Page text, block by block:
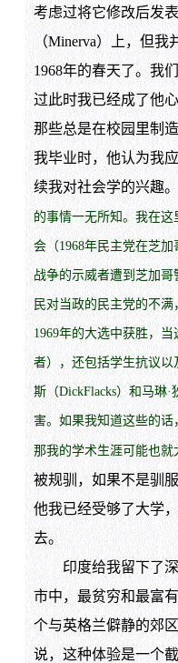
考虑过将它修改后发
（Minerva）上，但
1968年的春天了。我
过此时我已经成了他
那些总是在校园里制
我毕业时，他认为我
续我对社会学的兴趣。
的事情一无所知。我在
会（1968年民主党在芝
战争的示威者遭到芝加
民对当政的民主党的不
1969年的大选中获胜，
者），还包括学生抗议以
斯（DickFlacks）和马琳·
害。如果我知道这些的话
那我的学术生涯可能也就
被规驯，如果不是驯
他我已经受够了大学
去。
印度给我留下了深
市中，最贫穷和最富
个与英格兰僻静的郊
说，这种体验是一个